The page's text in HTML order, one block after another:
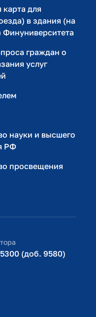
для
в здания (на
Финуниверситета
граждан о
услуг
науки и высшего
РФ
просвещения
(доб. 9580)